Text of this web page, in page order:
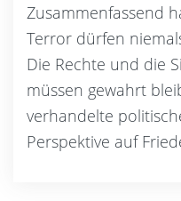
Zusammenfassend
Terror dürfen
Die Rechte und die
müssen gewahrt
verhandelte
Perspektive auf